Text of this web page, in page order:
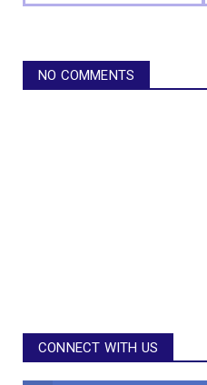
NO COMMENTS
CONNECT WITH US